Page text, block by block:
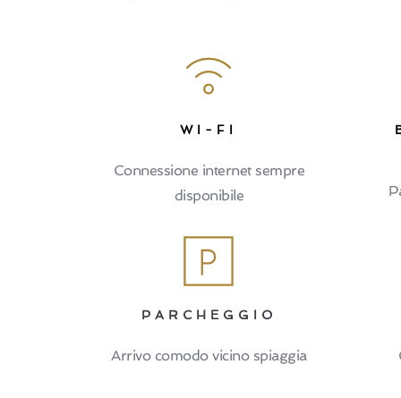
WI-FI
Connessione internet sempre
disponibile
PARCHEGGIO
Arrivo comodo vicino spiaggia